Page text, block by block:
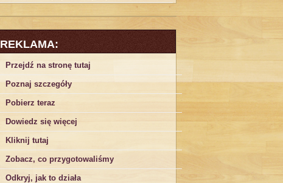
REKLAMA:
Przejdź na stronę tutaj
Poznaj szczegóły
Pobierz teraz
Dowiedz się więcej
Kliknij tutaj
Zobacz, co przygotowaliśmy
Odkryj, jak to działa